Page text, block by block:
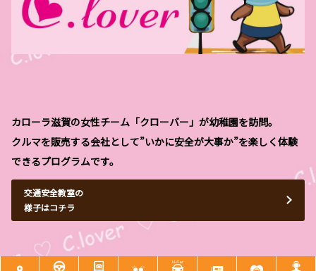
カローラ滋賀の女性チーム「クローバー」が幼稚園を訪問。
クルマを販売する会社として”いかに安全が大事か”を楽しく体験
できるプログラムです。
交通安全教室の
様子はコチラ